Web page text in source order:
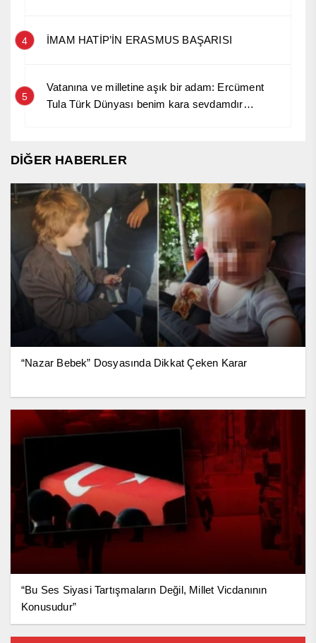
4 İMAM HATİP’İN ERASMUS BAŞARISI
5
Vatanına ve milletine aşık bir adam: Ercüment
Tula Türk Dünyası benim kara sevdamdır…
DİĞER HABERLER
“Nazar Bebek” Dosyasında Dikkat Çeken Karar
“Bu Ses Siyasi Tartışmaların Değil, Millet Vicdanının
Konusudur”